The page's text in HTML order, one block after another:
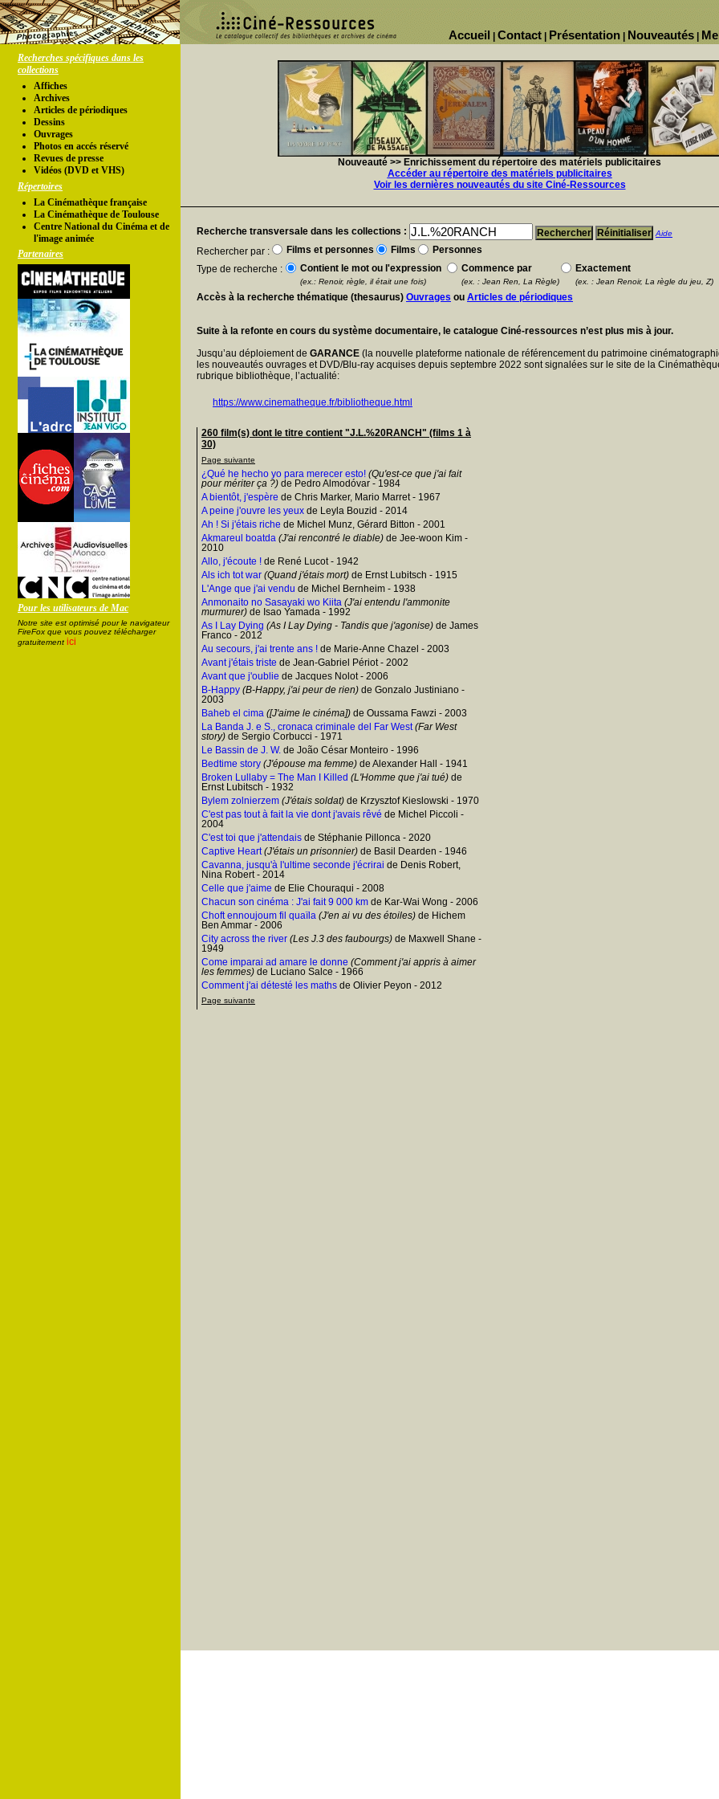
Nouveautés
Présentation
Contact
Accueil
Recherches spécifiques dans les
collections
Affiches
Archives
Articles de périodiques
Dessins
Ouvrages
Photos en accés réservé
Revues de presse
Vidéos (DVD et VHS)
Répertoires
La Cinémathèque française
La Cinémathèque de Toulouse
Centre National du Cinéma et de
l'image animée
Partenaires
Pour les utilisateurs de Mac
Notre site est optimisé pour le navigateur
FireFox que vous pouvez télécharger
gratuitement ici
Nouveauté >> Enrichissement du répertoire des matériels publicitaires
Accéder au répertoire des matériels publicitaires
Voir les dernières nouveautés du site Ciné-Ressources
Recherche transversale dans les collections : Aide
Rechercher par : Films et personnes Films
Personnes
Type de recherche :
Contient le mot ou l'expression Commence par Exactement
(ex.: Renoir, règle, il était une fois) (ex. : Jean Ren, La Règle) (ex. : Jean Renoir, La règle du jeu, Z)
Accès à la recherche thématique (thesaurus) Ouvrages ou Articles de périodiques
Suite à la refonte en cours du système documentaire, le catalogue Ciné-ressources n’est plus mis à jour.
Jusqu’au déploiement de GARANCE (la nouvelle plateforme nationale de référencement du patrimoine
les nouveautés ouvrages et DVD/Blu-ray acquises depuis septembre 2022 sont signalées sur le site de la
rubrique bibliothèque, l’actualité:
https://www.cinematheque.fr/bibliotheque.html
260 film(s) dont le titre contient "J.L.%20RANCH" (films 1 à
30)
Page suivante
¿Qué he hecho yo para merecer esto! (Qu'est-ce que j'ai fait
pour mériter ça ?) de Pedro Almodóvar - 1984
A bientôt, j'espère de Chris Marker, Mario Marret - 1967
A peine j'ouvre les yeux de Leyla Bouzid - 2014
Ah ! Si j'étais riche de Michel Munz, Gérard Bitton - 2001
Akmareul boatda (J'ai rencontré le diable) de Jee-woon Kim -
2010
Allo, j'écoute ! de René Lucot - 1942
Als ich tot war (Quand j'étais mort) de Ernst Lubitsch - 1915
L'Ange que j'ai vendu de Michel Bernheim - 1938
Anmonaito no Sasayaki wo Kiita (J'ai entendu l'ammonite
murmurer) de Isao Yamada - 1992
As I Lay Dying (As I Lay Dying - Tandis que j'agonise) de James
Franco - 2012
Au secours, j'ai trente ans ! de Marie-Anne Chazel - 2003
Avant j'étais triste de Jean-Gabriel Périot - 2002
Avant que j'oublie de Jacques Nolot - 2006
B-Happy (B-Happy, j'ai peur de rien) de Gonzalo Justiniano -
2003
Baheb el cima ([J'aime le cinéma]) de Oussama Fawzi - 2003
La Banda J. e S., cronaca criminale del Far West(Far West
story) de Sergio Corbucci - 1971
Le Bassin de J. W. de João César Monteiro - 1996
Bedtime story (J'épouse ma femme) de Alexander Hall - 1941
Broken Lullaby = The Man I Killed (L'Homme que j'ai tué) de
Ernst Lubitsch - 1932
Bylem zolnierzem (J'étais soldat) de Krzysztof Kieslowski - 1970
C'est pas tout à fait la vie dont j'avais rêvé de Michel Piccoli -
2004
C'est toi que j'attendais de Stéphanie Pillonca - 2020
Captive Heart(J'étais un prisonnier) de Basil Dearden - 1946
Cavanna, jusqu'à l'ultime seconde j'écrirai de Denis Robert,
Nina Robert - 2014
Celle que j'aime de Elie Chouraqui - 2008
Chacun son cinéma : J'ai fait 9 000 km de Kar-Wai Wong - 2006
Choft ennoujoum fil quaïla (J'en ai vu des étoiles) de Hichem
Ben Ammar - 2006
City across the river (Les J.3 des faubourgs) de Maxwell Shane -
1949
Come imparai ad amare le donne (Comment j'ai appris à aimer
les femmes) de Luciano Salce - 1966
Comment j'ai détesté les maths de Olivier Peyon - 2012
Page suivante